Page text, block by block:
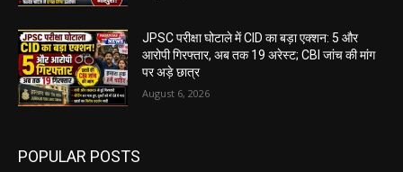
JPSC परीक्षा घोटाले में CID का बड़ा एक्शन: 5 और
आरोपी गिरफ्तार, अब तक 19 अरेस्ट; CBI जांच की मांग
पर अड़े छात्र
August 6, 2026
POPULAR POSTS